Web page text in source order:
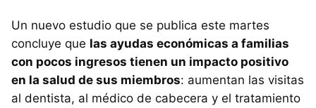
Un nuevo estudio que se publica este martes
concluye que las ayudas económicas a familias
con pocos ingresos tienen un impacto positivo
en la salud de sus miembros: aumentan las visitas
al dentista, al médico de cabecera y el tratamiento